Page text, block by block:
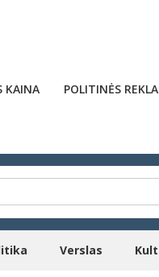
KAINA POLITINĖS
Verslas